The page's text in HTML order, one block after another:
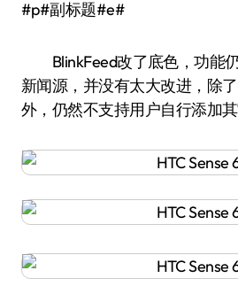
#p#副标题#e#
BlinkFeed改了底色，功能
新闻源，并没有太大改进，除
外，仍然不支持用户自行添加其